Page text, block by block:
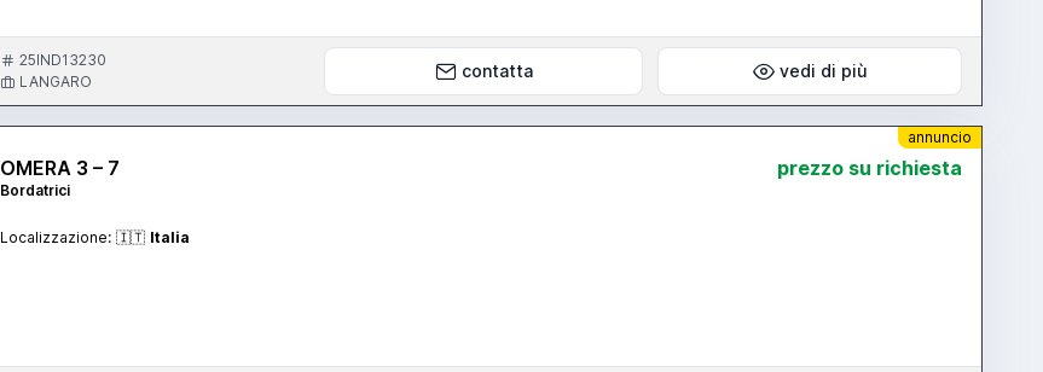
25IND13230
LANGARO
contatta vedi di più
annuncio
OMERA 3 – 7
Bordatrici
prezzo su richiesta
Localizzazione: 🇮🇹 Italia